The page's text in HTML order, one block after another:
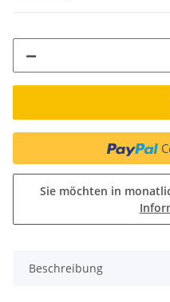
Sie möchten in
Beschreibung